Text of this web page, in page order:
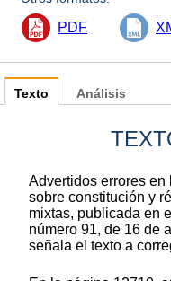
PDF
Texto
Advertidos errores
sobre constitución y
mixtas, publicada en
número 91, de 16 de
señala el texto a
Análisis